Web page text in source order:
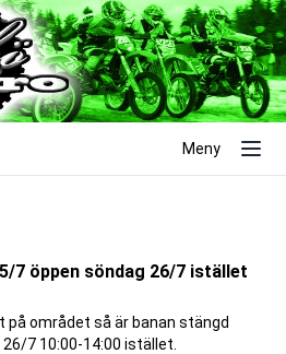
Meny
7 öppen söndag 26/7 istället
på området så är banan stängd
7 10:00-14:00 istället.